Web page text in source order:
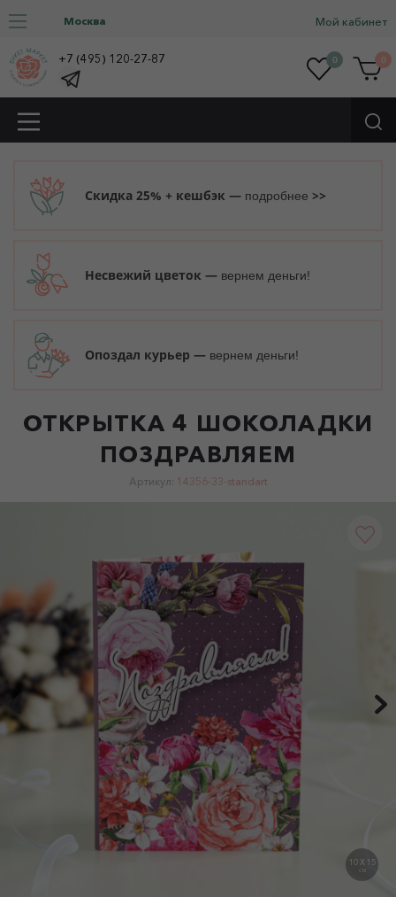
Москва Мой кабинет
+7 (495) 120-27-87 0 0
Скидка 25% + кешбэк — подробнее >>
Несвежий цветок — вернем деньги!
Опоздал курьер — вернем деньги!
ОТКРЫТКА 4 ШОКОЛАДКИ
ПОЗДРАВЛЯЕМ
Артикул: 14356-33-standart
10 X 15
СМ